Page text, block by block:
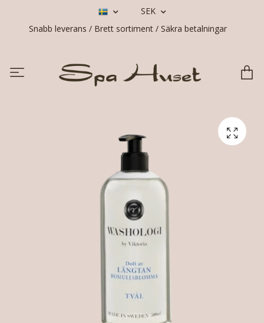
SEK
Snabb leverans / Brett sortiment / Säkra betalningar